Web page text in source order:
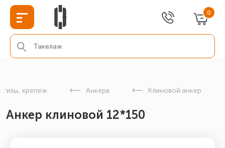
0
крепеж Анкера Клиновой анкер
Анкер клиновой 12*150